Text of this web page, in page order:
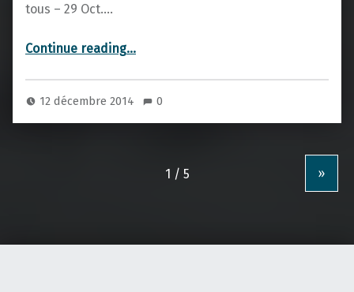
tous – 29 Oct.…
Continue reading
“Liste II (Claude Simon)”
…
12 décembre 2014 0
»